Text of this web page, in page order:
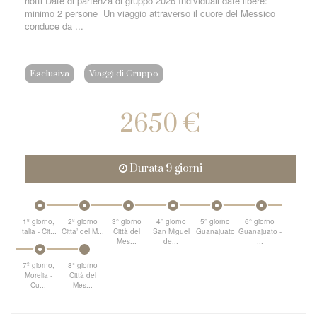
minimo 2 persone Un viaggio attraverso il cuore del Messico
conduce da ...
Esclusiva Viaggi di Gruppo
2650 €
Durata 9 giorni
1º giorno,
Italia - Cit...
2º giorno
Citta’ del M...
3° giorno
Città del
Mes...
4° giorno
San Miguel
de...
5° giorno
Guanajuato
6° giorno
Guanajuato -
...
7º giorno,
Morelia -
Cu...
8° giorno
Città del
Mes...